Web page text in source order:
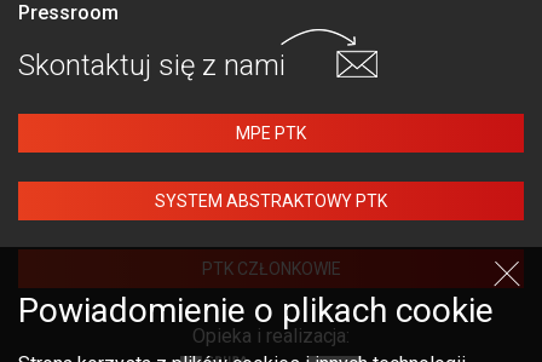
Pressroom
Skontaktuj się z nami
MPE PTK
SYSTEM ABSTRAKTOWY PTK
PTK CZŁONKOWIE
Opieka i realizacja:
Powiadomienie o plikach cookie